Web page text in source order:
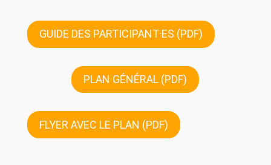
GUIDE DES PARTICIPANT·ES (PDF)
PLAN GÉNÉRAL (PDF)
FLYER AVEC LE PLAN (PDF)